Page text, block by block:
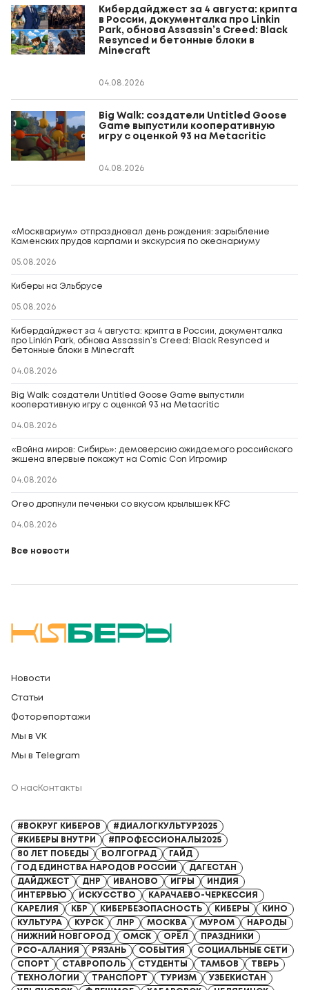
Кибердайджест за 4 августа: крипта
в России, документалка про Linkin
Park, обнова Assassin’s Creed: Black
Resynced и бетонные блоки в
Minecraft
04.08.2026
Big Walk: создатели Untitled Goose
Game выпустили кооперативную
игру с оценкой 93 на Metacritic
04.08.2026
«Москвариум» отпраздновал день рождения: зарыбление
Каменских прудов карпами и экскурсия по океанариуму
05.08.2026
Киберы на Эльбрусе
05.08.2026
Кибердайджест за 4 августа: крипта в России, документалка
про Linkin Park, обнова Assassin’s Creed: Black Resynced и
бетонные блоки в Minecraft
04.08.2026
Big Walk: создатели Untitled Goose Game выпустили
кооперативную игру с оценкой 93 на Metacritic
04.08.2026
«Война миров: Сибирь»: демоверсию ожидаемого российского
экшена впервые покажут на Comic Con Игромир
04.08.2026
Oreo дропнули печеньки со вкусом крылышек KFC
04.08.2026
Все новости
Новости
Статьи
Фоторепортажи
Мы в VK
Мы в Telegram
О насКонтакты
#ВОКРУГ КИБЕРОВ
#ДИАЛОГКУЛЬТУР2025
#КИБЕРЫ ВНУТРИ
#ПРОФЕССИОНАЛЫ2025
80 ЛЕТ ПОБЕДЫ
ВОЛГОГРАД
ГАЙД
ГОД ЕДИНСТВА НАРОДОВ РОССИИ
ДАГЕСТАН
ДАЙДЖЕСТ
ДНР ИВАНОВО ИГРЫ
ИНДИЯ
ИНТЕРВЬЮ
ИСКУССТВО
КАРАЧАЕВО-ЧЕРКЕССИЯ
КАРЕЛИЯ
КБР КИБЕРБЕЗОПАСНОСТЬ КИБЕРЫ
КИНО
КУЛЬТУРА
КУРСК ЛНР МОСКВА МУРОМ
НАРОДЫ
НИЖНИЙ НОВГОРОД
ОМСК ОРЁЛ
ПРАЗДНИКИ
РСО-АЛАНИЯ
РЯЗАНЬ СОБЫТИЯ
СОЦИАЛЬНЫЕ СЕТИ
СПОРТ
СТАВРОПОЛЬ СТУДЕНТЫ ТАМБОВ
ТВЕРЬ
ТЕХНОЛОГИИ
ТРАНСПОРТ ТУРИЗМ
УЗБЕКИСТАН